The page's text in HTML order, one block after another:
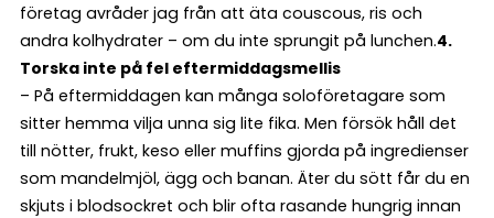
företag avråder jag från att äta couscous, ris och
andra kolhydrater – om du inte sprungit på lunchen.4.
Torska inte på fel eftermiddagsmellis
– På eftermiddagen kan många soloföretagare som
sitter hemma vilja unna sig lite fika. Men försök håll det
till nötter, frukt, keso eller muffins gjorda på ingredienser
som mandelmjöl, ägg och banan. Äter du sött får du en
skjuts i blodsockret och blir ofta rasande hungrig innan